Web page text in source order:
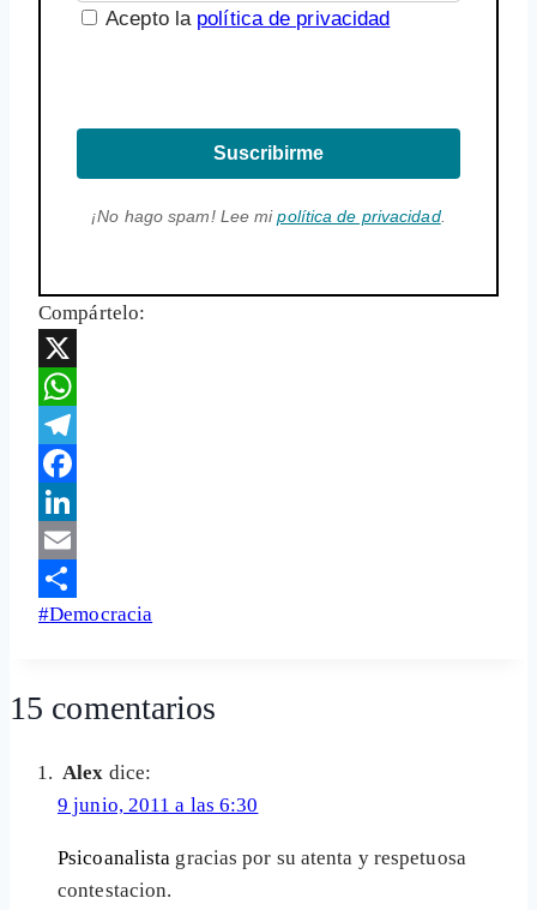
Acepto la política de privacidad
Suscribirme
¡No hago spam! Lee mipolítica de privacidad.
Compártelo:
X
WhatsApp
Telegram
Facebook
LinkedIn
Email
Share
Etiquetas
entrada:
#Democracia
15 comentarios
Alex dice:
9 junio, 2011 a las 6:30
Psicoanalista gracias por su atenta y respetuosa
contestacion.